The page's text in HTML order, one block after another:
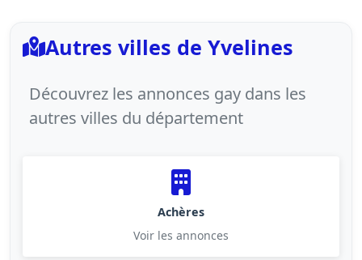
Autres villes de Yvelines
Découvrez les annonces gay dans les
autres villes du département
Achères
Voir les annonces